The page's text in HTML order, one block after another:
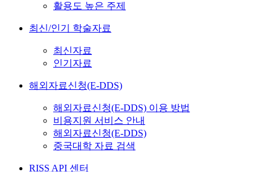
활용도 높은 주제
최신/인기 학술자료
최신자료
인기자료
해외자료신청(E-DDS)
해외자료신청(E-DDS) 이용 방법
비용지원 서비스 안내
해외자료신청(E-DDS)
중국대학 자료 검색
RISS API 센터